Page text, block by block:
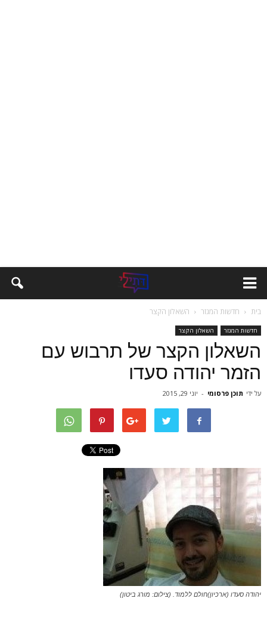
בית חדשות המגזר השאלון הקצר
חדשות המגזר השאלון הקצר
השאלון הקצר של תרבוש עם
הזמר יהודה סעדו
על ידי תוכן פרסומי - יוני 29, 2015
יהודה סעדו (ארכיון)חולם ללמוד. (צילום: מורג ביטון)